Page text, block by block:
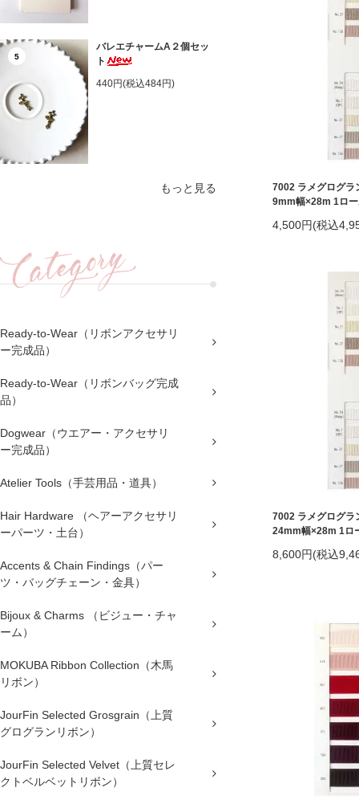
5
バレエチャームA２個セッ
ト
440円(税込484円)
もっと見る
Ready-to-Wear（リボンアクセサリ
ー完成品）
Ready-to-Wear（リボンバッグ完成
品）
Dogwear（ウエアー・アクセサリ
ー完成品）
Atelier Tools（手芸用品・道具）
Hair Hardware （ヘアーアクセサリ
ーパーツ・土台）
Accents & Chain Findings（パー
ツ・バッグチェーン・金具）
Bijoux & Charms （ビジュー・チャ
ーム）
MOKUBA Ribbon Collection（木馬
リボン）
JourFin Selected Grosgrain（上質
グログランリボン）
JourFin Selected Velvet（上質セレ
クトベルベットリボン）
7002 ラメグログラ
9mm幅×28m 1ロ
4,500円(税込
7002 ラメグログラ
24mm幅×28m 1ロ
8,600円(税込